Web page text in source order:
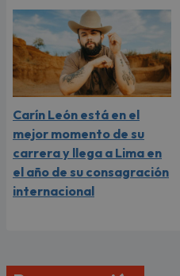
Carín León está en el
mejor momento de su
carrera y llega a Lima en
el año de su consagración
internacional